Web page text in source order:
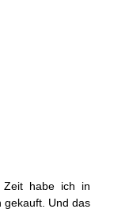
Zeit habe ich in
gekauft. Und das